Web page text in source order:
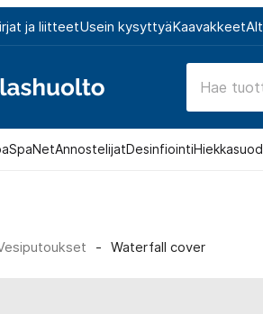
ja liitteetUsein kysyttyäKaavakkeet
SpaNetAnnostelijatDesinfiointi
- Waterfall cover